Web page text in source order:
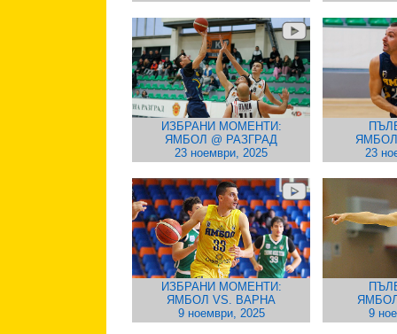
ИЗБРАНИ МОМЕНТИ:
ЯМБОЛ @ РАЗГРАД
23 ноември, 2025
ЯМБОЛ
23
ИЗБРАНИ МОМЕНТИ:
ЯМБОЛ VS. ВАРНА
9 ноември, 2025
9